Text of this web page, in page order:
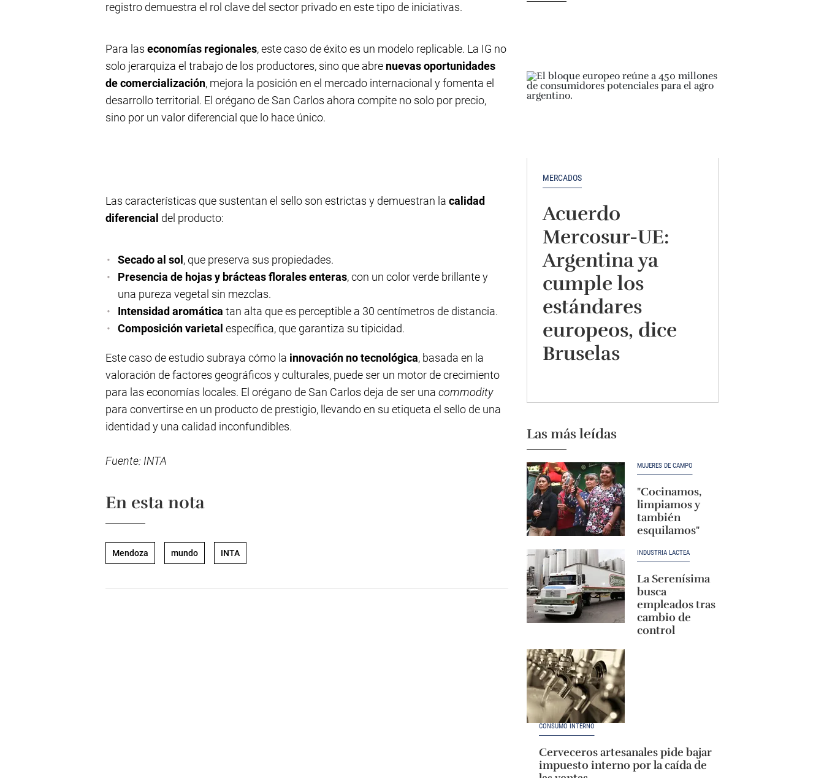
registro demuestra el rol clave del sector privado en este tipo de iniciativas.
Para las economías regionales, este caso de éxito es un modelo replicable. La IG no
solo jerarquiza el trabajo de los productores, sino que abre nuevas oportunidades
de comercialización, mejora la posición en el mercado internacional y fomenta el
desarrollo territorial. El orégano de San Carlos ahora compite no solo por precio,
sino por un valor diferencial que lo hace único.
Las características que sustentan el sello son estrictas y demuestran la calidad
diferencial del producto:
Secado al sol , que preserva sus propiedades.
Presencia de hojas y brácteas florales enteras, con un color verde brillante y
una pureza vegetal sin mezclas.
Intensidad aromática tan alta que es perceptible a 30 centímetros de distancia.
Composición varietal específica, que garantiza su tipicidad.
Este caso de estudio subraya cómo la innovación no tecnológica, basada en la
valoración de factores geográficos y culturales, puede ser un motor de crecimiento
para las economías locales. El orégano de San Carlos deja de ser una commodity
para convertirse en un producto de prestigio, llevando en su etiqueta el sello de una
identidad y una calidad inconfundibles.
Fuente: INTA
En esta nota
Mendoza mundo INTA
MERCADOS
Acuerdo
Mercosur-UE:
Argentina ya
cumple los
estándares
europeos, dice
Bruselas
Las más leídas
MUJERES DE CAMPO
"Cocinamos,
limpiamos y
también
esquilamos"
INDUSTRIA LÁCTEA
La Serenísima
busca
empleados tras
cambio de
control
CONSUMO INTERNO
Cerveceros artesanales pide bajar
impuesto interno por la caída de